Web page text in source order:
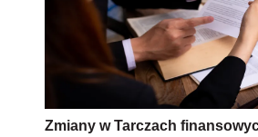
Zmiany w Tarczach